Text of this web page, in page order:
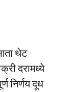
थेट
दरामध्ये
निर्णय दूध